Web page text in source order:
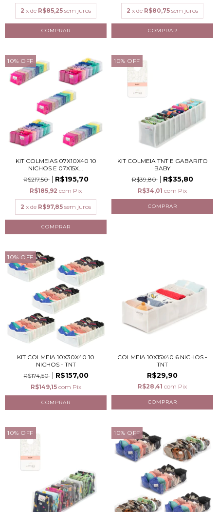
2 x de R$85,25 sem juros 2 x de R$80,75 sem juros
10% OFF
KIT COLMEIAS 07X10X40 10
NICHOS E 07X15X...
R$217,50
R$195,70
R$185,92 com Pix
2 x de R$97,85 sem juros
10% OFF
KIT COLMEIA TNT E GABARITO
BABY
R$39,80
R$35,80
R$34,01 com Pix
10% OFF
KIT COLMEIA 10X30X40 10
NICHOS - TNT
R$174,50
R$157,00
R$149,15 com Pix
COLMEIA 10X15X40 6 NICHOS -
TNT
R$29,90
R$28,41 com Pix
10% OFF 10% OFF